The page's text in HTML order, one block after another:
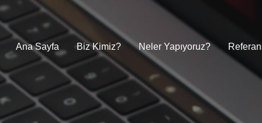
Ana Sayfa Biz Kimiz? Neler Yapıyoruz?